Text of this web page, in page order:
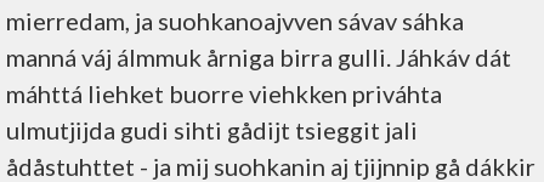
mierredam, ja suohkanoajvven sávav sáhka
manná váj álmmuk årniga birra gulli. Jáhkáv dát
máhttá liehket buorre viehkken priváhta
ulmutjijda gudi sihti gådijt tsieggit jali
ådåstuhttet - ja mij suohkanin aj tjijnnip gå dákkir